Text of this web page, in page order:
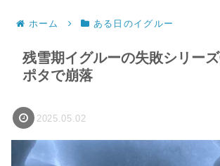
ホーム ある日のイグルー
残雪期イグルーの失敗シリー
ポタで崩落
2025.05.02